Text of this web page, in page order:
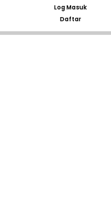
Log Masuk
Daftar